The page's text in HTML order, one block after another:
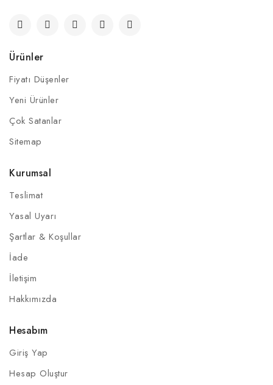
Ürünler
Fiyatı Düşenler
Yeni Ürünler
Çok Satanlar
Sitemap
Kurumsal
Teslimat
Yasal Uyarı
Şartlar & Koşullar
İade
İletişim
Hakkımızda
Hesabım
Giriş Yap
Hesap Oluştur